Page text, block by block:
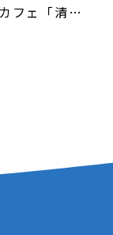
フェ「清遊